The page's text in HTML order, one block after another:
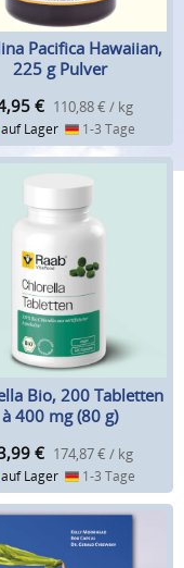
Pacifica Hawaiian,
225 g Pulver
€ 110,88 € / kg
Lager 1-3 Tage
Bio, 200 Tabletten
à 400 mg (80 g)
€ 174,87 € / kg
Lager 1-3 Tage